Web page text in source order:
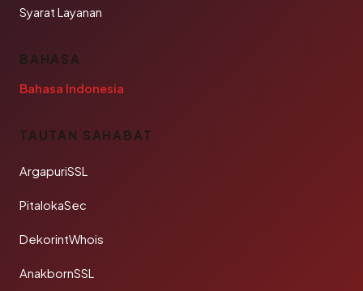
Syarat Layanan
BAHASA
Bahasa Indonesia
TAUTAN SAHABAT
ArgapuriSSL
PitalokaSec
DekorintWhois
AnakbornSSL